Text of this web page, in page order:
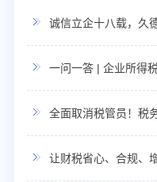
一问一答 | 企业所得
全面取消税管员！税